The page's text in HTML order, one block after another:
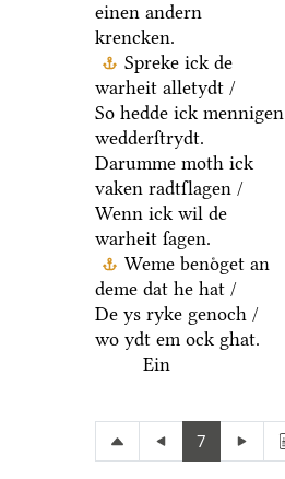
einen andern
krencken.
Spreke ick de
warheit alletydt /
So hedde ick mennigen
wedderſtrydt.
Darumme moth ick
vaken radtſlagen /
Wenn ick wil de
warheit ſagen.
Weme benoͤget an
deme dat he hat /
De ys ryke genoch /
wo ydt em ock ghat.
Ein
7